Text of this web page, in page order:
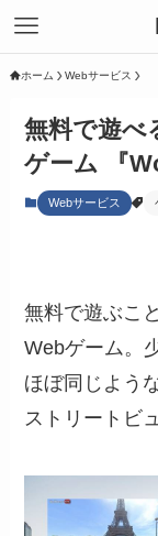
ホーム Webサービス
無料で遊べ
ゲーム 『
Webサービス
無料で遊ぶこ
Webゲーム。
ほぼ同じよう
ストリートビ